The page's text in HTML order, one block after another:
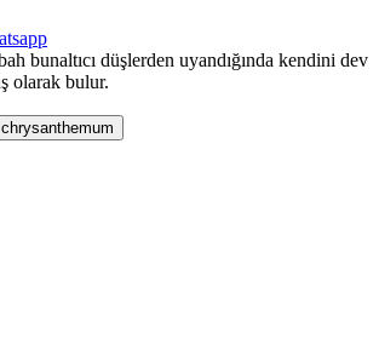
bunaltıcı düşlerden uyandığında kendini dev
olarak bulur.
chrysanthemum